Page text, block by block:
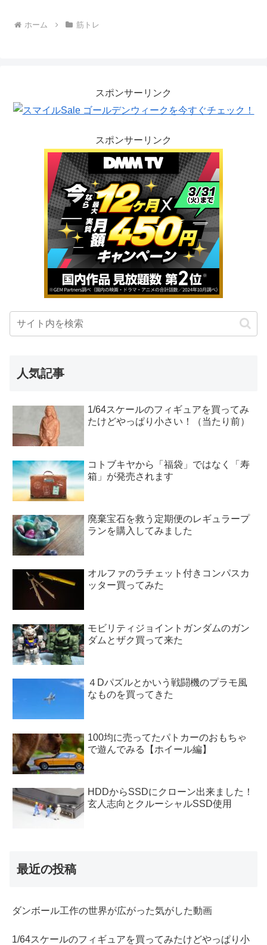
ホーム 筋トレ
スポンサーリンク
スポンサーリンク
人気記事
1/64スケールのフィギュアを買ってみ
たけどやっぱり小さい！（当たり前）
コトブキヤから「福袋」ではなく「寿
箱」が発売されます
廃棄宝石を救う定期便のレギュラープ
ランを購入してみました
オルファのラチェット付きコンパスカ
ッター買ってみた
モビリティジョイントガンダムのガン
ダムとザク買って来た
４Dパズルとかいう戦闘機のプラモ風
なものを買ってきた
100均に売ってたパトカーのおもちゃ
で遊んでみる【ホイール編】
HDDからSSDにクローン出来ました！
玄人志向とクルーシャルSSD使用
最近の投稿
ダンボール工作の世界が広がった気がした動画
1/64スケールのフィギュアを買ってみたけどやっぱり小